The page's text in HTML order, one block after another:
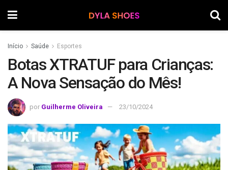
Início Saúde Esportes
Botas XTRATUF para Crianças:
A Nova Sensação do Mês!
por Guilherme Oliveira 23/10/2024